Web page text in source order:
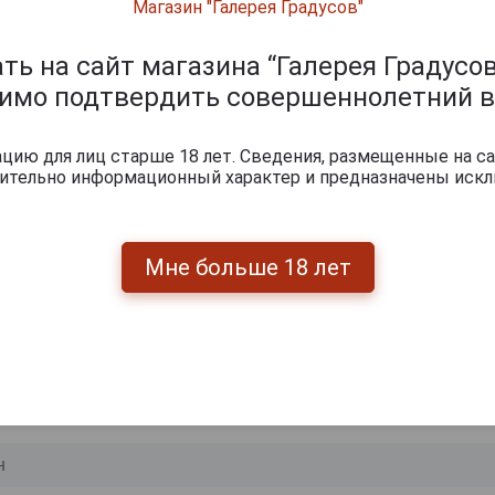
нотами цветущей акации, теплыми оттенками
ноткой.
гармоничный, гладкий, с богатой палитрой из
сочетания: в качестве дижестива в чистом виде
фруктами, хорошей сигарой.
20-22 °С.
Магазин "Галерея Градусов"
на сайт магазина “Галерея
подтвердить совершеннолетний
для лиц старше 18 лет. Сведения, размещенные на
информационный характер и предназначены
Мне больше 18 лет